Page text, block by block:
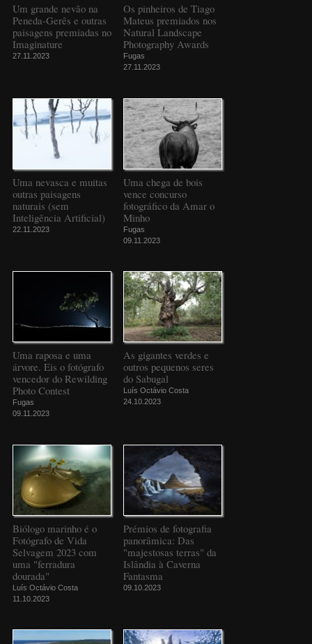
Um grande nevão na
Peneda-Gerês e outras
paisagens premiadas no
Imaginature
27.11.2023
Os pinheiros de Tiago
Mateus premiados nos
Natural Landscape
Photography Awards
Fugas
27.11.2023
Uma nevasca e muitas
outras paisagens
naturais (sem
Inteligência Artificial)
22.11.2023
Uma chega de bois
vence concurso
fotográfico da Amar o
Minho
Fugas
09.11.2023
Uma raposa e uma
árvore. Eis o fotógrafo
vencedor do Rewilding
Photo Contest
Fugas
09.11.2023
As gigantes verdes e
outros pequenos seres
do Sabugal
Luís Octávio Costa
24.10.2023
Biólogo marinho é o
Fotógrafo de Vida
Selvagem 2023 com
uma "ferradura
dourada"
Luís Octávio Costa
11.10.2023
Prémios de fotografia
panorâmica: Das
"majestosas terras" da
Islândia à Caverna
Fantasma
09.10.2023